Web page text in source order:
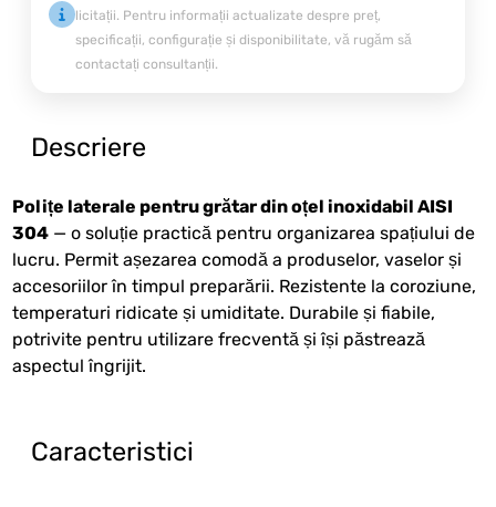
licitații. Pentru informații actualizate despre preț,
specificații, configurație și disponibilitate, vă rugăm să
contactați consultanții.
Descriere
Polițe laterale pentru grătar din oțel inoxidabil AISI
304 — o soluție practică pentru organizarea spațiului de
lucru. Permit așezarea comodă a produselor, vaselor și
accesoriilor în timpul preparării. Rezistente la coroziune,
temperaturi ridicate și umiditate. Durabile și fiabile,
potrivite pentru utilizare frecventă și își păstrează
aspectul îngrijit.
Caracteristici